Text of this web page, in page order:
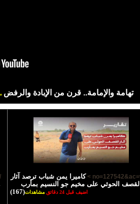
تهامة والإمامة.. قرن من الإبادة والرفض
كاميرا يمن شباب ترصد آثار
القصف الحوثي على مخيم جو النسيم بمأرب
اضيف قبل 24 دقائق مشاهدات(167)
>